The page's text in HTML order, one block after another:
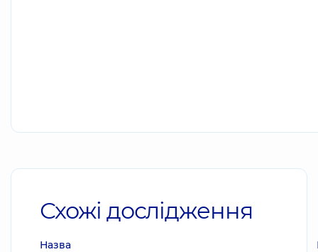
Схожі дослідження
Назва